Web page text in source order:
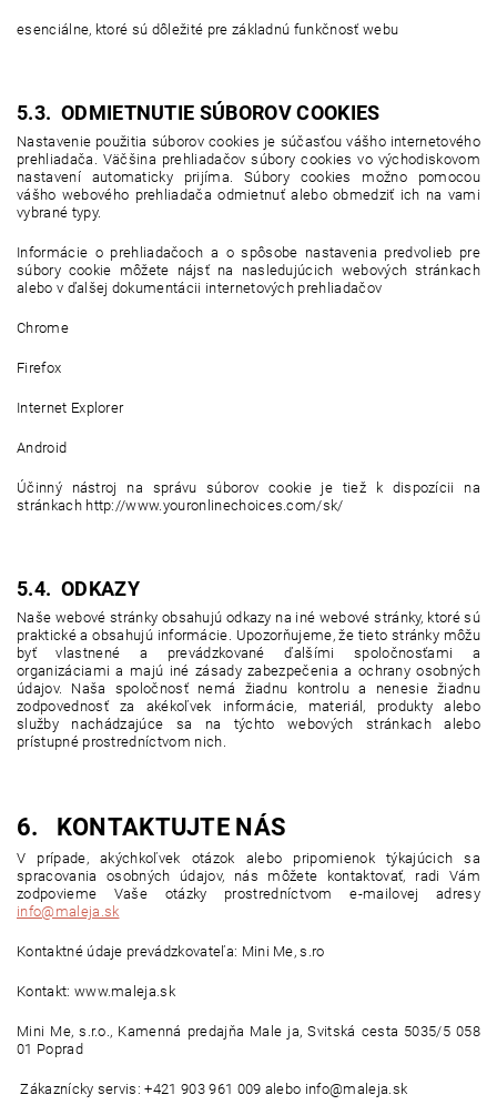
esenciálne, ktoré sú dôležité pre základnú funkčnosť webu
5.3. ODMIETNUTIE SÚBOROV COOKIES
Nastavenie použitia súborov cookies je súčasťou vášho internetového
prehliadača. Väčšina prehliadačov súbory cookies vo východiskovom
nastavení automaticky prijíma. Súbory cookies možno pomocou
vášho webového prehliadača odmietnuť alebo obmedziť ich na vami
vybrané typy.
Informácie o prehliadačoch a o spôsobe nastavenia predvolieb pre
súbory cookie môžete nájsť na nasledujúcich webových stránkach
alebo v ďalšej dokumentácii internetových prehliadačov
Chrome
Firefox
Internet Explorer
Android
Účinný nástroj na správu súborov cookie je tiež k dispozícii na
stránkach http://www.youronlinechoices.com/sk/
5.4. ODKAZY
Naše webové stránky obsahujú odkazy na iné webové stránky, ktoré sú
praktické a obsahujú informácie. Upozorňujeme, že tieto stránky môžu
byť vlastnené a prevádzkované ďalšími spoločnosťami a
organizáciami a majú iné zásady zabezpečenia a ochrany osobných
údajov. Naša spoločnosť nemá žiadnu kontrolu a nenesie žiadnu
zodpovednosť za akékoľvek informácie, materiál, produkty alebo
služby nachádzajúce sa na týchto webových stránkach alebo
prístupné prostredníctvom nich.
6. KONTAKTUJTE NÁS
V prípade, akýchkoľvek otázok alebo pripomienok týkajúcich sa
spracovania osobných údajov, nás môžete kontaktovať, radi Vám
zodpovieme Vaše otázky prostredníctvom e-mailovej adresy
info@maleja.sk
Kontaktné údaje prevádzkovateľa: Mini Me, s.ro
Kontakt: www.maleja.sk
Mini Me, s.r.o., Kamenná predajňa Male ja, Svitská cesta 5035/5 058
01 Poprad
Zákaznícky servis: +421 903 961 009 alebo info@maleja.sk